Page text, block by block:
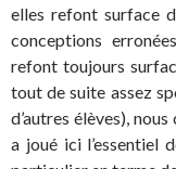
elles refont surface
conceptions
refont toujours
tout de suite assez
d’autres élèves),
a joué ici l’essentiel